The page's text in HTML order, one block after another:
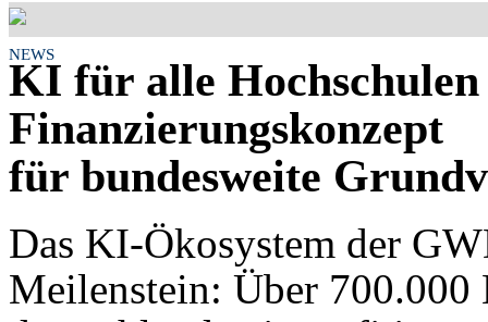
NEWS
KI für alle
Finanzierungskonzept
für bundesweite
Das KI-Ökosystem der
Meilenstein: Über